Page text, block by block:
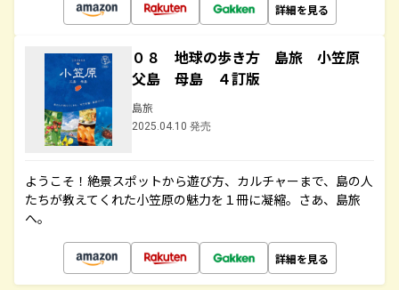
詳細を見る
０８ 地球の歩き方 島旅 小笠原
父島 母島 ４訂版
島旅
2025.04.10 発売
ようこそ！絶景スポットから遊び方、カルチャーまで、島の人
たちが教えてくれた小笠原の魅力を１冊に凝縮。さあ、島旅
へ。
詳細を見る